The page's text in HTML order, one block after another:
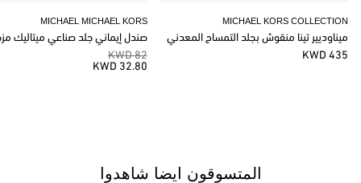
MICHAEL MICHAEL KORS
صندل إيماني جلد صناعي ميتاليك
82 KWD
32.80 KWD
MICHAEL KORS COLLECTION
ميناوديير تينا منقوش بجلد التمساح المعدني
435 KWD
المتسوقون ايضا شاهدوا